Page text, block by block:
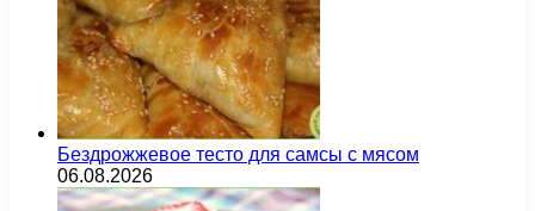
Бездрожжевое тесто для самсы с мясом
06.08.2026